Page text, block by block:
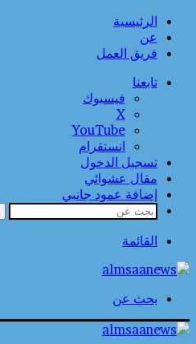
الرئيسية
عن
فريق العمل
تابعنا
فيسبوك
‫X
‫YouTube
انستقرام
تسجيل الدخول
مقال عشوائي
إضافة عمود جانبي
القائمة
بحث عن